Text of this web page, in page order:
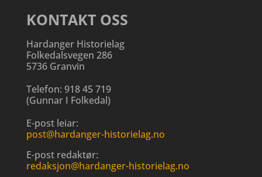
KONTAKT OSS
Hardanger Historielag
Folkedalsvegen 286
5736 Granvin
Telefon: 918 45 719
(Gunnar I Folkedal)
E-post leiar:
post@hardanger-historielag.no
E-post redaktør:
redaksjon@hardanger-historielag.no